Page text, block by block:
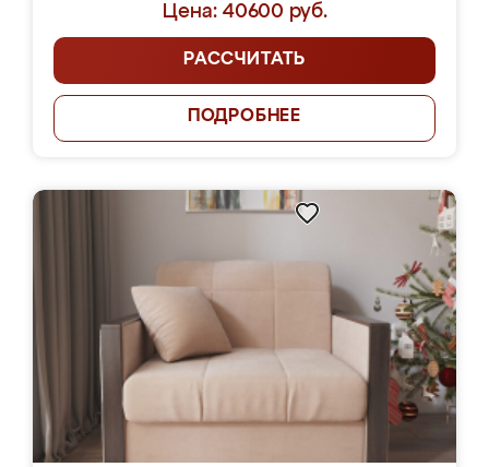
Цена: 40600 руб.
РАССЧИТАТЬ
ПОДРОБНЕЕ